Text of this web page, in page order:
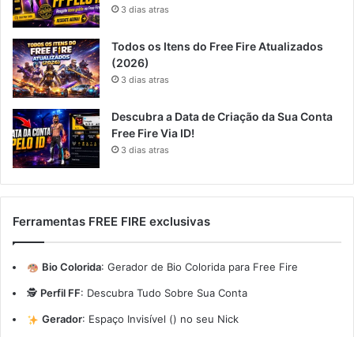
3 dias atras
Todos os Itens do Free Fire Atualizados
(2026)
3 dias atras
Descubra a Data de Criação da Sua Conta
Free Fire Via ID!
3 dias atras
Ferramentas FREE FIRE exclusivas
Bio Colorida: Gerador de Bio Colorida para Free Fire
🕵️ Perfil FF: Descubra Tudo Sobre Sua Conta
Gerador: Espaço Invisível (ㅤ) no seu Nick